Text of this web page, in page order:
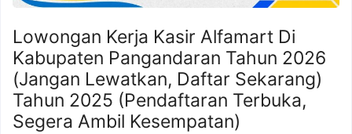
Lowongan Kerja Kasir Alfamart Di
Kabupaten Pangandaran Tahun 2026
(Jangan Lewatkan, Daftar Sekarang)
Tahun 2025 (Pendaftaran Terbuka,
Segera Ambil Kesempatan)